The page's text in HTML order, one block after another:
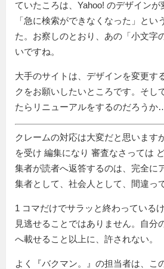
ていたころは、Yahoo! のデザインが
「急に検索ができなくなった」とい
た。お察しのとおり、あの「小文字
いですね。
大手のサイトは、デザインを変更す
クをお願いしたいところです。そし
たらリニューアルをするのだろうか
クレームの対応は大変だと思いますが
を受け 編集になり 審査なさっては
集者が読者へ返答するのは、完全に
集者として、社会人として、間違っ
1 コマだけでサラッと終わっている
見逃せることではありません。自分
へ載せること以上に、許されない。
よく『バクマン。』の担当者は、こ